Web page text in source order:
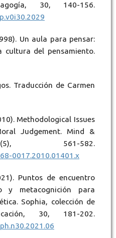
30, 140-156.
Un aula para pensar:
cultura del pensamiento.
Traducción de Carmen
Methodological Issues
Judgement. Mind &
561-582.
0017.2010.01401.x
Puntos de encuentro
y metacognición para
Sophia, colección de
30, 181-202.